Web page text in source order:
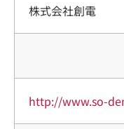
株式会社創電
http://www.so-